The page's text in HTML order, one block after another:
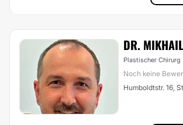
DR.
Plastischer Chirurg
Noch keine
Humboldtstr. 16,